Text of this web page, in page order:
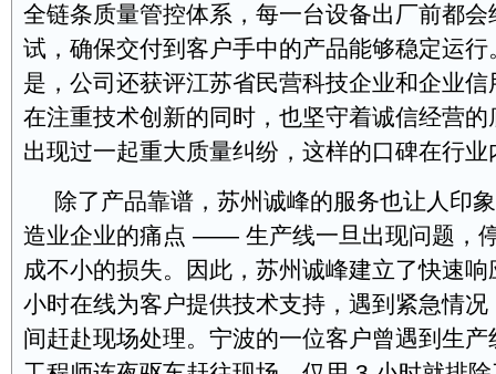
全链条质量管控体系，每一台设备出厂前都
试，确保交付到客户手中的产品能够稳定运
是，公司还获评江苏省民营科技企业和企业
在注重技术创新的同时，也坚守着诚信经营
出现过一起重大质量纠纷，这样的口碑在行
除了产品靠谱，苏州诚峰的服务也让人印
造业企业的痛点 —— 生产线一旦出现问题，
成不小的损失。因此，苏州诚峰建立了快速
小时在线为客户提供技术支持，遇到紧急情
间赶赴现场处理。宁波的一位客户曾遇到生